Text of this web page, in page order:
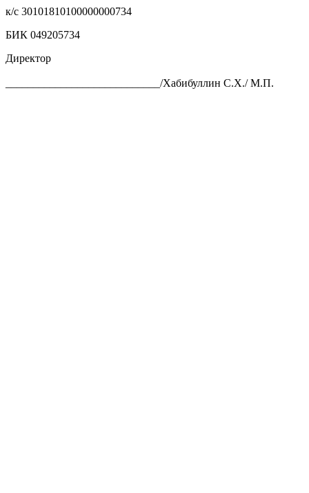
к/с 30101810100000000734
БИК 049205734
Директор
____________________________/Хабибуллин С.Х./ М.П.